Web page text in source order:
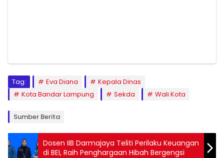
Tag: Eva Diana
Kepala Dinas
Kota Bandar Lampung
Sekda Wali Kota
Sumber Berita
Dosen IIB Darmajaya Teliti Perilaku Keuangan
di BEI, Raih Penghargaan Hibah Bergengsi